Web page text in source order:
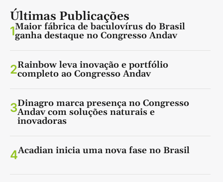
Últimas Publicações
1Maior fábrica de baculovírus do Brasil
ganha destaque no Congresso Andav
2Rainbow leva inovação e portfólio
completo ao Congresso Andav
3Dinagro marca presença no Congresso
Andav com soluções naturais e
inovadoras
4Acadian inicia uma nova fase no Brasil